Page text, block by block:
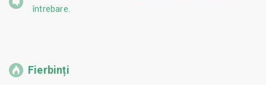
întrebare.
Fierbinți